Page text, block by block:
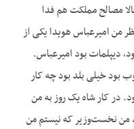
مصالح مملکت هم فدا
من امیرعباس هویدا یکی از
دیپلمات بود امیرعباس.
بود خیلی بلد بود چه کار
در کار شاه یک روز به من
نخست‌وزیر که نیستم من